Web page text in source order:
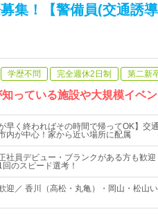
集！【警備員(交通誘
学歴不問 完全週休2日制 第二新
っている施設や大規模イベ
早く終わればその時間で帰ってOK】交
内が中心！家から近い場所に配属
社員デビュー・ブランクがある方も歓
のスピード選考！
迎／ 香川（高松・丸亀）・岡山・松山